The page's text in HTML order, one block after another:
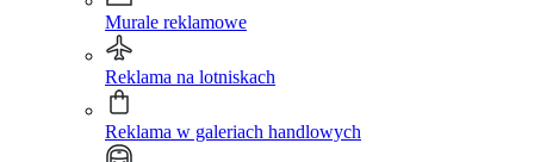
Murale reklamowe
Reklama na lotniskach
Reklama w galeriach handlowych